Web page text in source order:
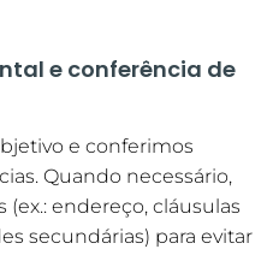
e conferência de
e conferimos
Quando necessário,
endereço, cláusulas
secundárias) para evitar